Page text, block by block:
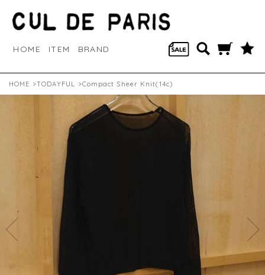
HOME ITEM BRAND
HOME >TODAYFUL >Compact Sheer Knit(14c)